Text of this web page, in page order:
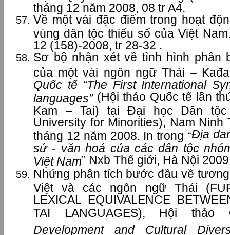
tháng 12 năm 2008, 08 tr A4.
Về một vài đặc điểm trong hoạt
vùng dân tộc thiểu số của Việt
12 (158)-2008, tr 28-32 .
Sơ bộ nhận xét về tình hình phân
của một vài ngôn ngữ Thái –
Quốc tế “The First International
languages” (Hội thảo Quốc tế lần
Kam – Tai) tại Đại học Dân tộc
University for Minorities), Nam Ninh
tháng 12 năm 2008. In trong “Địa
sử - văn hoá của các dân tộc
Việt Nam” Nxb Thế giới, Hà Nội
Nhứng phân tích bước đầu về
Việt và các ngôn ngữ Thái
LEXICAL EQUIVALENCE
TAI LANGUAGES), Hội
Development and Cultural